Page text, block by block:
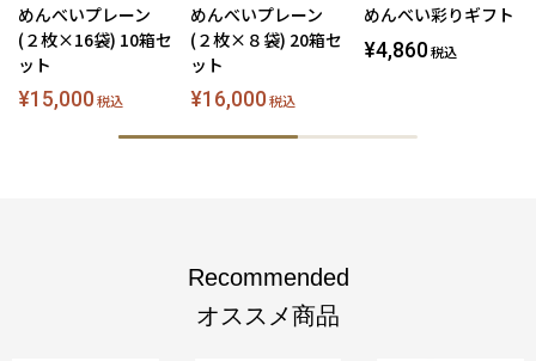
めんべいプレーン
(２枚×16袋) 10箱セ
ット
¥15,000 税込
めんべいプレーン
(２枚×８袋) 20箱セ
ット
¥16,000 税込
めんべい彩りギフト
¥4,860 税込
Recommended
オススメ商品